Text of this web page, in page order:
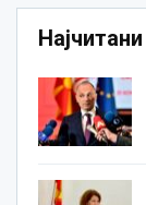
Најчитани